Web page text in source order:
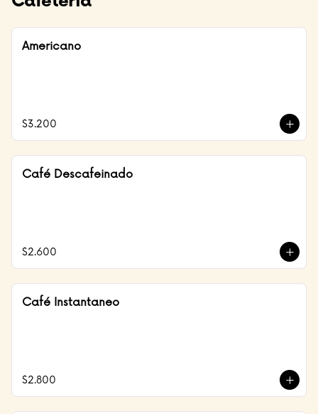
Americano
$3.200
Café Descafeinado
$2.600
Café Instantaneo
$2.800